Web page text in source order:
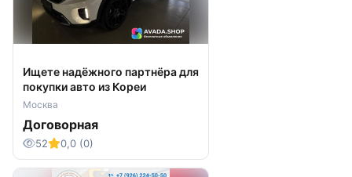
Ищете надёжного партнёра для
покупки авто из Кореи
Москва
Договорная
52 0,0 (0)